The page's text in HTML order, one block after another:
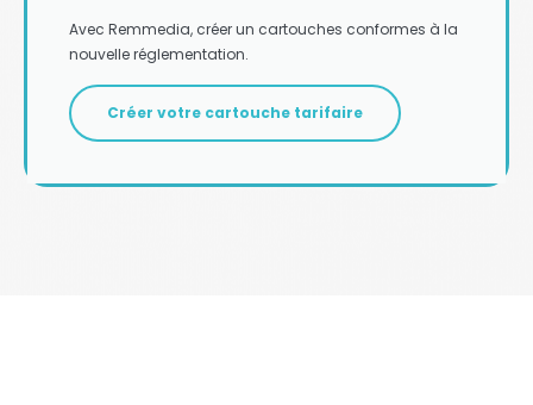
Avec Remmedia, créer un cartouches conformes à la
nouvelle réglementation.
Créer votre cartouche tarifaire